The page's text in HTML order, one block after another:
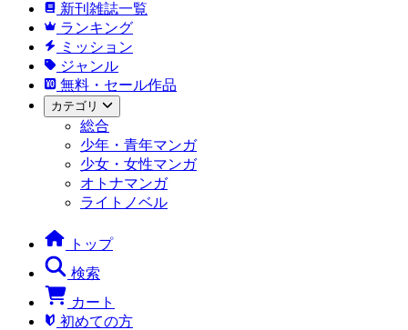
新刊雑誌一覧
ランキング
ミッション
ジャンル
無料・セール作品
カテゴリ
総合
少年・青年マンガ
少女・女性マンガ
オトナマンガ
ライトノベル
トップ
検索
カート
初めての方